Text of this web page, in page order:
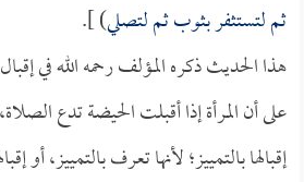
ثم لتستثفر بثوب ثم لتصلي) ].
هذا الحديث ذكره المؤلف رحمه الله في
على أن المرأة إذا أقبلت الحيضة تدع
إقبالها بالتمييز؛ لأنها تعرف بالتمييز، أو